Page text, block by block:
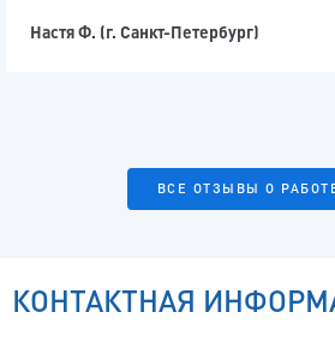
Настя Ф. (г. Санкт-Петербург)
ВСЕ ОТЗЫВЫ О
КОНТАКТНАЯ